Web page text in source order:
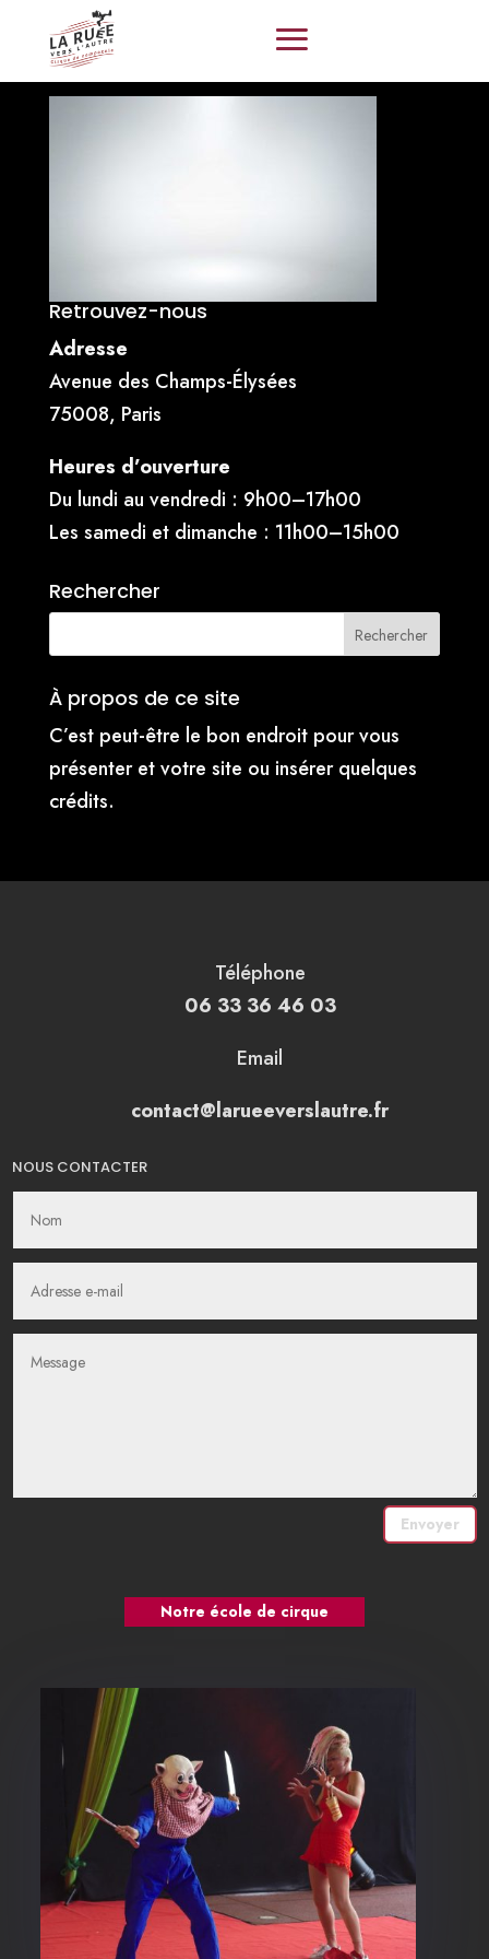
Retrouvez-nous
Adresse
Avenue des Champs-Élysées
75008, Paris
Heures d’ouverture
Du lundi au vendredi : 9h00–17h00
Les samedi et dimanche : 11h00–15h00
Rechercher
À propos de ce site
C’est peut-être le bon endroit pour vous
présenter et votre site ou insérer quelques
crédits.
Téléphone
06 33 36 46 03
Email
contact@larueeverslautre.fr
NOUS CONTACTER
Envoyer
Notre école de cirque